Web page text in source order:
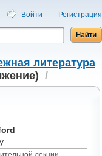
Войти Регистрация
литература
/